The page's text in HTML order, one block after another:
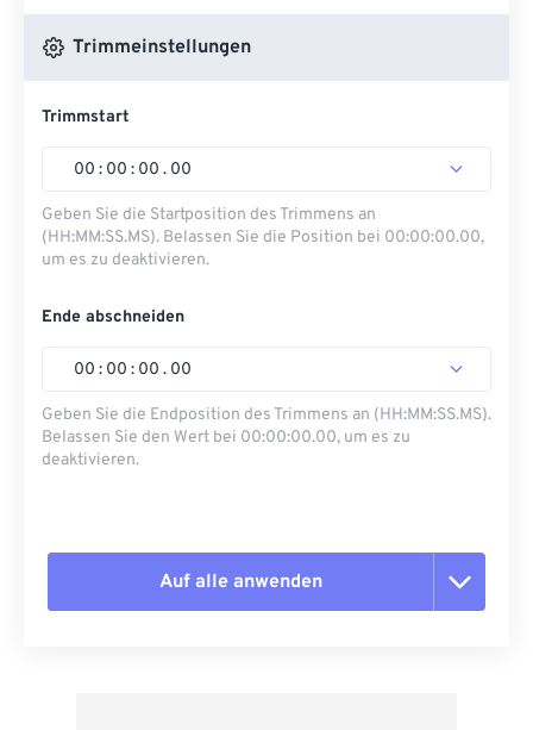
Trimmeinstellungen
Trimmstart
00 : 00 : 00 . 00
Geben Sie die Startposition des Trimmens an
(HH:MM:SS.MS). Belassen Sie die Position bei 00:00:00.00,
um es zu deaktivieren.
Ende abschneiden
00 : 00 : 00 . 00
Geben Sie die Endposition des Trimmens an (HH:MM:SS.MS).
Belassen Sie den Wert bei 00:00:00.00, um es zu
deaktivieren.
Auf alle anwenden